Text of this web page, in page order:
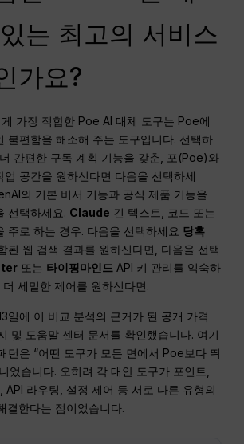
는 최고의 서비스
가요?
가장 적합한 Poe AI 대체 도구는 Poe에
불편함을 해소해 주는 도구입니다. 선택하
더 간편한 구독 계획 기능을 갖춘, 포(Poe)와
업 공간을 원하신다면 다음을 선택하세
의 기본 비서 기능과 공식 제품 기능을
선택하세요. Claude 긴 텍스트, 코드 또는
주로 하는 경우. 다음을 선택하세요 당혹
된 웹 검색 결과를 원하신다면, 다음을 선택
또는 타이핑마인드 API 키 관리를 익숙하
세밀한 제어를 원하신다면.
일에 이 비교 분석의 근거가 된 공개 가격
및 도움말 센터 문서를 확인했습니다. 여기
턴은 “어떤 도구가 모든 면에서 Poe보다 뛰
었습니다. 오히려 각 대안 도구가 포인트,
API 라우팅, 설정 제어 등 서로 다른 유형의
결한다는 점이었습니다.